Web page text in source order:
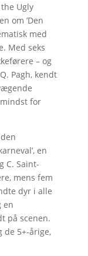
Ugly
om ’Den
med
Med seks
– og
Pagh, kendt
for
en
C. Saint-
mens fem
dyr i alle
en
på scenen.
de 5+-årige,